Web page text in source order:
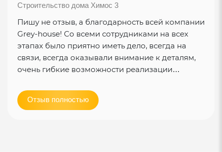
Строительство дома Химос 3
Пишу не отзыв, а благодарность всей компании
Grey-house! Со всеми сотрудниками на всех
этапах было приятно иметь дело, всегда на
связи, всегда оказывали внимание к деталям,
очень гибкие возможности реализации…
Отзыв полностью